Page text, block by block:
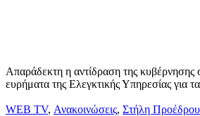
Απαράδεκτη η αντίδραση της κυβέρνησης
ευρήματα της Ελεγκτικής Υπηρεσίας για
WEB TV, Ανακοινώσεις, Στήλη Προέδρου